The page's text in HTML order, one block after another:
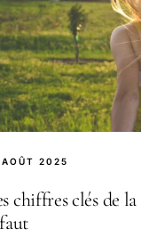
AOÛT 2025
chiffres clés de